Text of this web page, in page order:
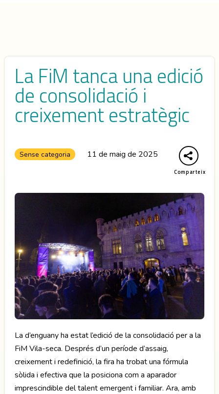
La FiM tanca una edició
de consolidació i
creixement estratègic
Comparteix
Sense categoria 11 de maig de 2025
La d’enguany ha estat l’edició de la consolidació per a la
FiM Vila-seca. Després d’un període d’assaig,
creixement i redefinició, la fira ha trobat una fórmula
sòlida i efectiva que la posiciona com a aparador
imprescindible del talent emergent i familiar. Ara, amb